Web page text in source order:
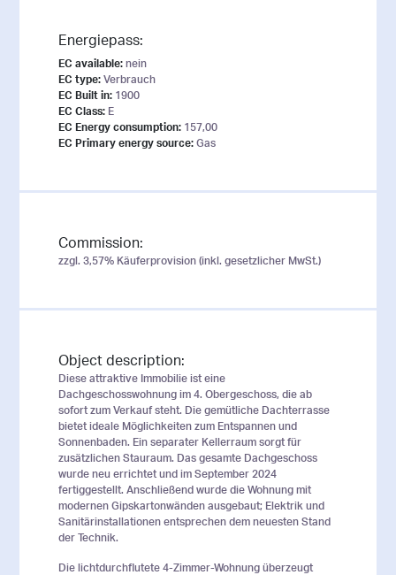
Energiepass:
EC available:nein
EC type:Verbrauch
EC Built in: 1900
EC Class: E
EC Energy consumption: 157,00
EC Primary energy source:Gas
Commission:
zzgl. 3,57% Käuferprovision (inkl. gesetzlicher MwSt.)
Object description:
Diese attraktive Immobilie ist eine
Dachgeschosswohnung im 4. Obergeschoss, die ab
sofort zum Verkauf steht. Die gemütliche Dachterrasse
bietet ideale Möglichkeiten zum Entspannen und
Sonnenbaden. Ein separater Kellerraum sorgt für
zusätzlichen Stauraum. Das gesamte Dachgeschoss
wurde neu errichtet und im September 2024
fertiggestellt. Anschließend wurde die Wohnung mit
modernen Gipskartonwänden ausgebaut; Elektrik und
Sanitärinstallationen entsprechen dem neuesten Stand
der Technik.
Die lichtdurchflutete 4-Zimmer-Wohnung überzeugt